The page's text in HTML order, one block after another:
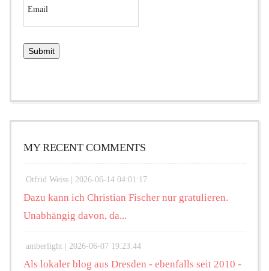
MY RECENT COMMENTS
Otfrid Weiss | 2026-06-14 04:01:17
Dazu kann ich Christian Fischer nur gratulieren.
Unabhängig davon, da...
amberlight | 2026-06-07 19:23:44
Als lokaler blog aus Dresden - ebenfalls seit 2010 -